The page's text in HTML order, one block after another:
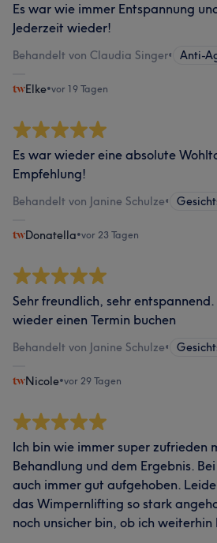
Es war wie immer Entspannung
Jederzeit wieder!
Behandelt von Claudia Singer• Anti-
Elke•vor 19 Tagen
Es war wieder eine absolute
Empfehlung!
Behandelt von Janine Schulze•
Donatella•vor 23 Tagen
Sehr freundlich, sehr
wieder einen Termin buchen
Behandelt von Janine Schulze•
Nicole•vor 29 Tagen
Ich bin wie immer super zufrieden
Behandlung und dem Ergebnis.
auch immer gut aufgehoben.
das Wimpernlifting so stark
noch unsicher bin, ob ich weiterhin